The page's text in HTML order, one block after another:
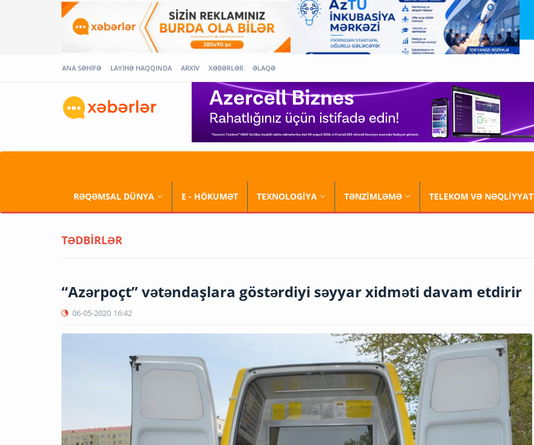
ANA SƏHİFƏ LAYİHƏ HAQQINDA ARXİV XƏBƏRLƏR ƏLAQƏ
RƏQƏMSAL DÜNYA E - HÖKUMƏT TEXNOLOGİYA TƏNZİMLƏMƏ TELEKOM VƏ NƏQLİYYAT
TƏDBİRLƏR
“Azərpoçt” vətəndaşlara göstərdiyi səyyar xidməti davam etdirir
06-05-2020 16:42